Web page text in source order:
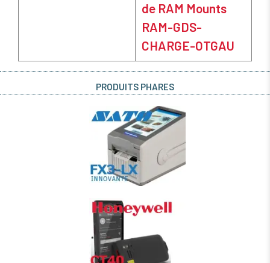
de RAM Mounts
RAM-GDS-
CHARGE-OTGAU
PRODUITS PHARES